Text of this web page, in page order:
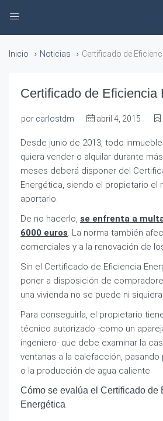
Inicio Noticias Certificado de
Certificado de Eficiencia
por carlostdm abril 4, 2015
Desde junio de 2013, todo
quiera vender o alquilar durante
meses deberá disponer del
Energética, siendo el propietario el
aportarlo.
De no hacerlo, se enfrenta a
6000 euros. La norma también
comerciales y a la renovación de
Sin el Certificado de Eficiencia
poner a disposición de
una vivienda no se puede ni
Para conseguirla, el propietario
técnico autorizado -como un
ingeniero- que debe examinar la
ventanas a la calefacción, pasando
o la producción de agua caliente.
Cómo se evalúa el Certificado de
Energética